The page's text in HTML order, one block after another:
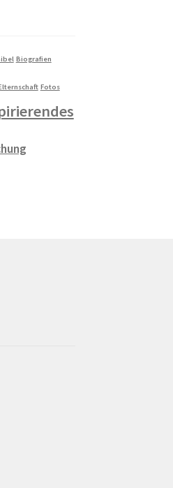
Biografien
Fotos